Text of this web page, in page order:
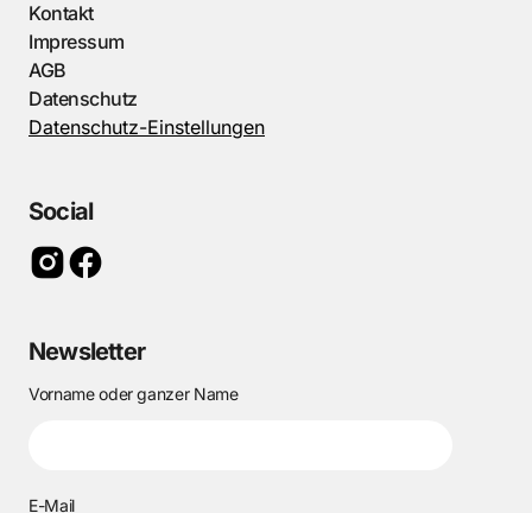
Kontakt
Impressum
AGB
Datenschutz
Datenschutz-Einstellungen
Social
Newsletter
Vorname oder ganzer Name
E-Mail